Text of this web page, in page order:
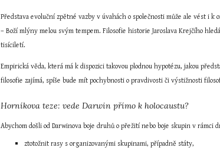
Představa evoluční zpětné vazby v úvahách o společnosti může ale vést i
– Boží mlýny melou svým tempem. Filosofie historie Jaroslava Krejčího
tisíciletí.
Empirická věda, která má k dispozici takovou plodnou hypotézu, jakou
filosofie zajímá, spíše bude mít pochybnosti o pravdivosti či výstižnosti
Horníkova teze: vede Darwin přímo k holocaustu?
Abychom došli od Darwinova boje druhů o přežití nebo boje skupin v rámci
ztotožnit rasy s organizovanými skupinami, případně státy,